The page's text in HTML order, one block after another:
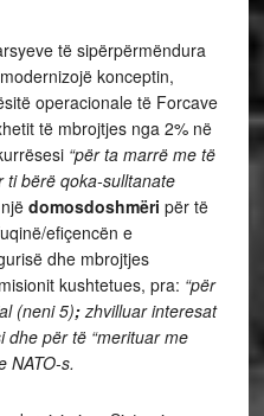
të sipërpërmëndura
konceptin,
operacionale të Forcave
të mbrojtjes nga 2% në
“për ta marrë me të
ti bërë qoka-sulltanate
domosdoshmëri për të
efiçencën e
dhe mbrojtjes
kushtetues, pra: “për
(neni 5);zhvilluar interesat
dhe për të “merituar me
NATO-s.